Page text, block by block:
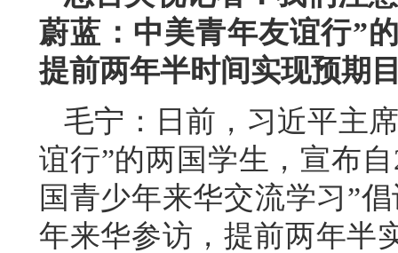
蔚蓝：中美青年友谊行”
提前两年半时间实现预期
毛宁：日前，习近平主
谊行”的两国学生，宣布
国青少年来华交流学习”
年来华参访，提前两年半